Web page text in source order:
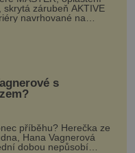
skrytá zárubeň AKTIVE
navrhované na
vyžadují atypické
nábytku, ale i
s
příběhu? Herečka ze
Hana Vagnerová
dobou nepůsobí